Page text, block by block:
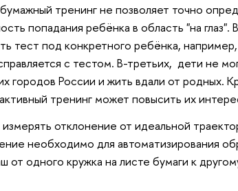
тренинг не позволяет точно
попадания ребёнка в область "на
тест под конкретного ребёнка,
с тестом. В-третьих, дети не
городов России и жить вдали от родных.
тренинг может повысить их
отклонение от идеальной
необходимо для автоматизирования
одного кружка на листе бумаги к